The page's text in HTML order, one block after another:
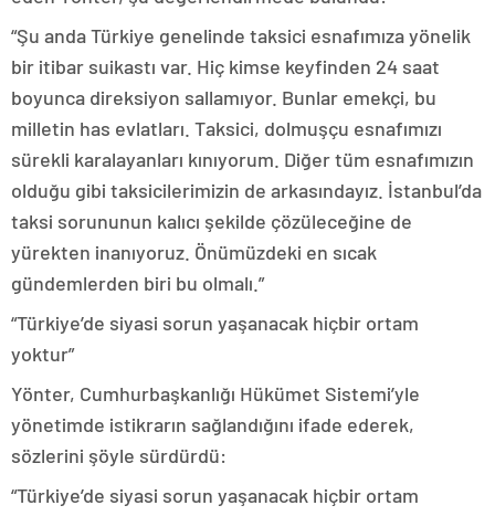
“Şu anda Türkiye genelinde taksici esnafımıza yönelik
bir itibar suikastı var. Hiç kimse keyfinden 24 saat
boyunca direksiyon sallamıyor. Bunlar emekçi, bu
milletin has evlatları. Taksici, dolmuşçu esnafımızı
sürekli karalayanları kınıyorum. Diğer tüm esnafımızın
olduğu gibi taksicilerimizin de arkasındayız. İstanbul’da
taksi sorununun kalıcı şekilde çözüleceğine de
yürekten inanıyoruz. Önümüzdeki en sıcak
gündemlerden biri bu olmalı.”
“Türkiye’de siyasi sorun yaşanacak hiçbir ortam
yoktur”
Yönter, Cumhurbaşkanlığı Hükümet Sistemi’yle
yönetimde istikrarın sağlandığını ifade ederek,
sözlerini şöyle sürdürdü:
“Türkiye’de siyasi sorun yaşanacak hiçbir ortam